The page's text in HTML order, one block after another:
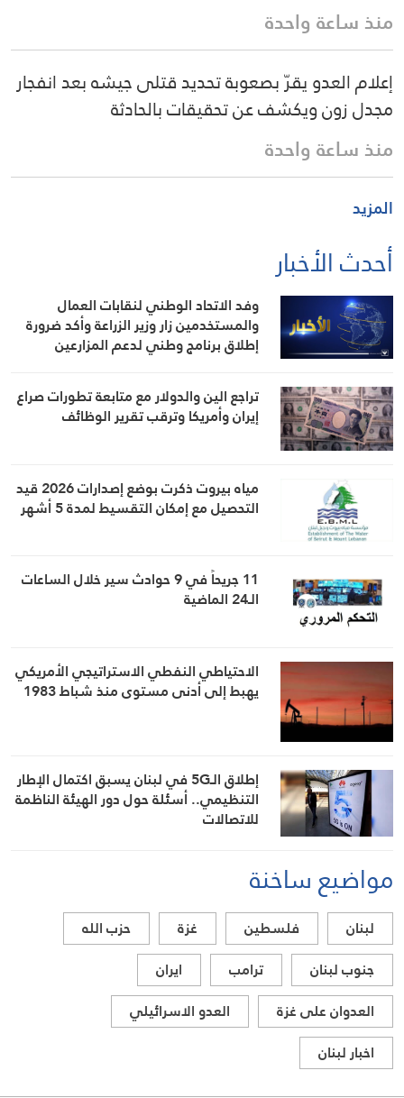
منذ ساعة واحدة
إعلام العدو يقرّ بصعوبة تحديد قتلى جيشه بعد انفجار
مجدل زون ويكشف عن تحقيقات بالحادثة
منذ ساعة واحدة
المزيد
أحدث الأخبار
وفد الاتحاد الوطني لنقابات العمال
والمستخدمين زار وزير الزراعة وأكد ضرورة
إطلاق برنامج وطني لدعم المزارعين
تراجع الين والدولار مع متابعة تطورات صراع
إيران وأمريكا وترقب تقرير الوظائف
مياه بيروت ذكرت بوضع إصدارات 2026 قيد
التحصيل مع إمكان التقسيط لمدة 5 أشهر
11 جريحاً في 9 حوادث سير خلال الساعات
الـ24 الماضية
الاحتياطي النفطي الاستراتيجي الأمريكي
يهبط إلى أدنى مستوى منذ شباط 1983
إطلاق الـ5G في لبنان يسبق اكتمال الإطار
التنظيمي.. أسئلة حول دور الهيئة الناظمة
للاتصالات
مواضيع ساخنة
لبنان فلسطين غزة
حزب الله
جنوب لبنان
ترامب
ايران
العدوان على غزة
العدو الاسرائيلي
اخبار لبنان